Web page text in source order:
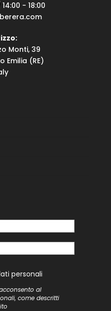
- 18:00
Monti, 39
Emilia (RE)
personali
al
come descritti